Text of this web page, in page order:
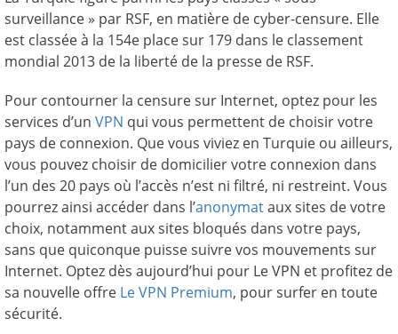
surveillance » par RSF, en matière de cyber-censure. Elle
est classée à la 154e place sur 179 dans le classement
mondial 2013 de la liberté de la presse de RSF.
Pour contourner la censure sur Internet, optez pour les
services d’un VPN qui vous permettent de choisir votre
pays de connexion. Que vous viviez en Turquie ou ailleurs,
vous pouvez choisir de domicilier votre connexion dans
l’un des 20 pays où l’accès n’est ni filtré, ni restreint. Vous
pourrez ainsi accéder dans l’anonymataux sites de votre
choix, notamment aux sites bloqués dans votre pays,
sans que quiconque puisse suivre vos mouvements sur
Internet. Optez dès aujourd’hui pour Le VPN et profitez de
sa nouvelle offre Le VPN Premium, pour surfer en toute
sécurité.